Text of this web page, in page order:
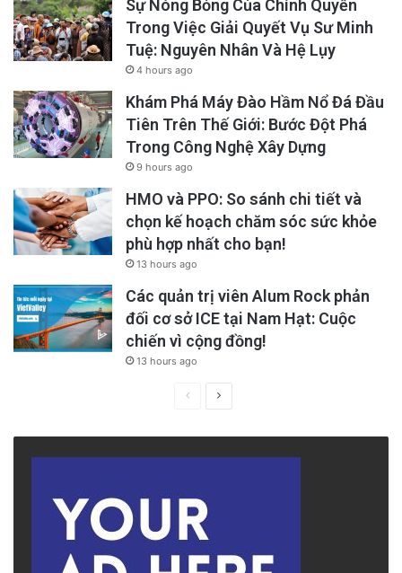
Sự Nóng Bỏng Của Chính Quyền
Trong Việc Giải Quyết Vụ Sư Minh
Tuệ: Nguyên Nhân Và Hệ Lụy
4 hours ago
Khám Phá Máy Đào Hầm Nổ Đá Đầu
Tiên Trên Thế Giới: Bước Đột Phá
Trong Công Nghệ Xây Dựng
9 hours ago
HMO và PPO: So sánh chi tiết và
chọn kế hoạch chăm sóc sức khỏe
phù hợp nhất cho bạn!
13 hours ago
Các quản trị viên Alum Rock phản
đối cơ sở ICE tại Nam Hạt: Cuộc
chiến vì cộng đồng!
13 hours ago
PreviousNext